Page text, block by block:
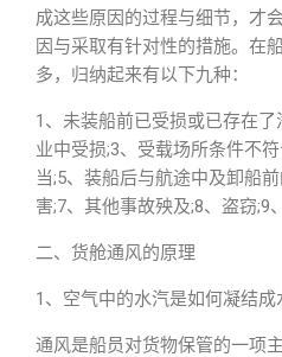
成这些原因的过程与细节，才
因与采取有针对性的措施。在
多，归纳起来有以下九种：
1、未装船前已受损或已存在
业中受损;3、受载场所条件不
当;5、装船后与航途中及卸船
害;7、其他事故殃及;8、盗窃;9
二、货舱通风的原理
1、空气中的水汽是如何凝结成
通风是船员对货物保管的一项